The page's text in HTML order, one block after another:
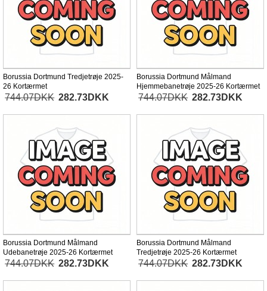
Borussia Dortmund Tredjetrøje 2025-
26 Kortærmet
744.07DKK 282.73DKK
Borussia Dortmund Målmand
Hjemmebanetrøje 2025-26 Kortærmet
744.07DKK 282.73DKK
Borussia Dortmund Målmand
Udebanetrøje 2025-26 Kortærmet
744.07DKK 282.73DKK
Borussia Dortmund Målmand
Tredjetrøje 2025-26 Kortærmet
744.07DKK 282.73DKK